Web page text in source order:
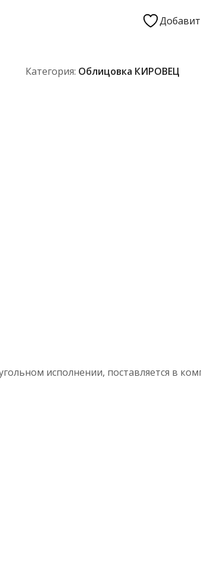
700А.84.03.050-
Категория: Облицовка КИРОВЕЦ
исполнении, поставляется в